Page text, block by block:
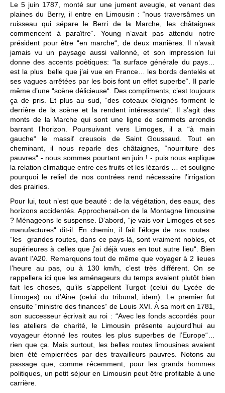
Le 5 juin 1787, monté sur une jument aveugle, et venant des
plaines du Berry, il entre en Limousin : “nous traversâmes un
ruisseau qui sépare le Berri de la Marche, les châtaignes
commencent à paraître“. Young n’avait pas attendu notre
président pour être “en marche“, de deux manières. Il n’avait
jamais vu un paysage aussi vallonné, et son impression lui
donne des accents poètiques: “la surface générale du pays…
est la plus belle que j’ai vue en France… les bords dentelés et
ses vagues arrêtées par les bois font un effet superbe“. Il parle
même d’une “scène délicieuse“. Des compliments, c’est toujours
ça de pris. Et plus au sud, “des coteaux éloignés forment le
derrière de la scène et la rendent intéressante“. Il s’agit des
monts de la Marche qui sont une ligne de sommets arrondis
barrant l’horizon. Poursuivant vers Limoges, il a “à main
gauche“ le massif creusois de Saint Goussaud. Tout en
cheminant, il nous reparle des châtaignes, “nourriture des
pauvres“ - nous sommes pourtant en juin ! - puis nous explique
la relation climatique entre ces fruits et les lézards … et souligne
pourquoi le relief de nos contrées rend nécessaire l’irrigation
des prairies.
Pour lui, tout n’est que beauté : de la végétation, des eaux, des
horizons accidentés. Approcherait-on de la Montagne limousine
? Ménageons le suspense. D’abord, “je vais voir Limoges et ses
manufactures“ dit-il. En chemin, il fait l’éloge de nos routes :
“les grandes routes, dans ce pays-là, sont vraiment nobles, et
supérieures à celles que j’ai déjà vues en tout autre lieu“. Bien
avant l’A20. Remarquons tout de même que voyager à 2 lieues
l’heure au pas, ou à 130 km/h, c’est très différent. On se
rappellera ici que les aménageurs du temps avaient plutôt bien
fait les choses, qu’ils s’appellent Turgot (celui du Lycée de
Limoges) ou d’Aine (celui du tribunal, idem). Le premier fut
ensuite “ministre des finances“ de Louis XVI. À sa mort en 1781,
son successeur écrivait au roi : “Avec les fonds accordés pour
les ateliers de charité, le Limousin présente aujourd’hui au
voyageur étonné les routes les plus superbes de l’Europe“…
rien que ça. Mais surtout, les belles routes limousines avaient
bien été empierrées par des travailleurs pauvres. Notons au
passage que, comme récemment, pour les grands hommes
politiques, un petit séjour en Limousin peut être profitable à une
carrière.